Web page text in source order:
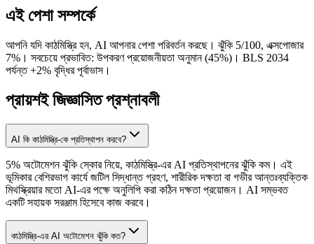
এই পেশা সম্পর্কে
আপনি যদি কাঠমিস্ত্রি হন, AI আপনার পেশা পরিবর্তন করছে। ঝুঁকি 5/100, এক্সপোজার
7%। সবচেয়ে প্রভাবিত: উপকরণ প্রয়োজনীয়তা অনুমান (45%)। BLS 2034
পর্যন্ত +2% বৃদ্ধির পূর্বাভাস।
প্রায়শই জিজ্ঞাসিত প্রশ্নাবলী
AI কি কাঠমিস্ত্রি-কে প্রতিস্থাপন করবে?
5% অটোমেশন ঝুঁকি স্কোর নিয়ে, কাঠমিস্ত্রি-এর AI প্রতিস্থাপনের ঝুঁকি কম। এই
ভূমিকার বেশিরভাগ কার্যে জটিল সিদ্ধান্ত গ্রহণ, শারীরিক দক্ষতা বা গভীর আন্তঃব্যক্তিক
মিথস্ক্রিয়ার মতো AI-এর পক্ষে অনুলিপি করা কঠিন দক্ষতা প্রয়োজন। AI সম্ভবত
একটি সহায়ক সরঞ্জাম হিসেবে কাজ করবে।
কাঠমিস্ত্রি-এর AI অটোমেশন ঝুঁকি কত?